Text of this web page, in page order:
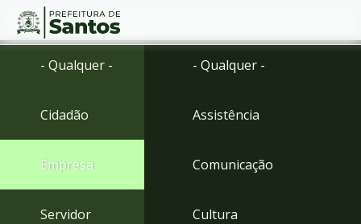
Ir
Ir
menu
Conteúdo
- Qualquer -
Cidadão
Empresa
Servidor
- Qualquer -
Assistência
Comunicação
Cultura